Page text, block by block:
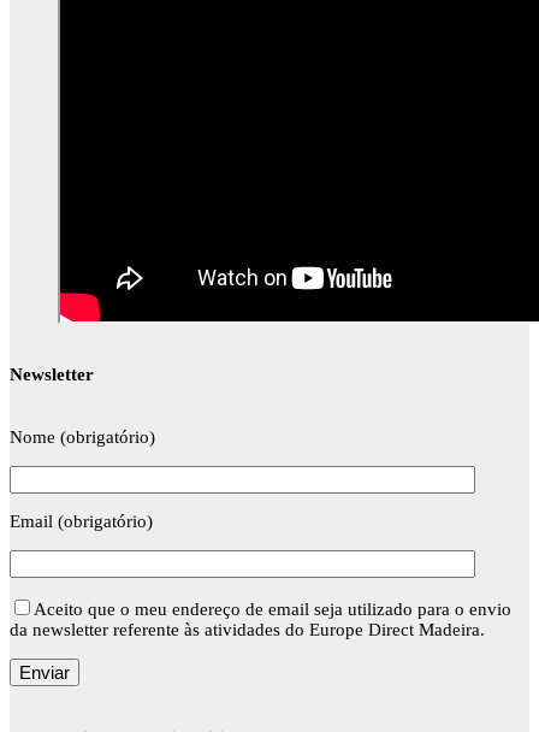
Newsletter
Nome (obrigatório)
Email (obrigatório)
Aceito que o meu endereço de email seja utilizado para o envio
da newsletter referente às atividades do Europe Direct Madeira.